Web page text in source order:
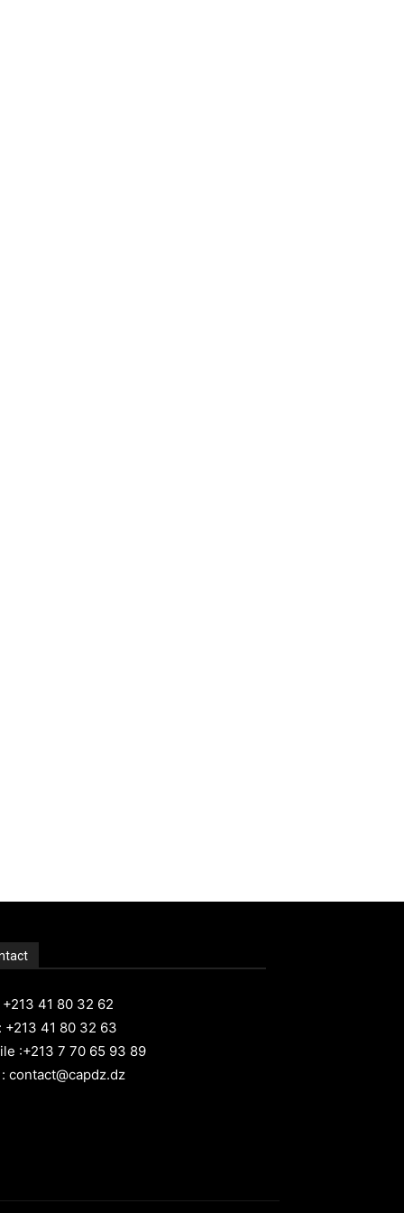
41 80 32 62
+213 41 80 32 63
:+213 7 70 65 93 89
contact@capdz.dz